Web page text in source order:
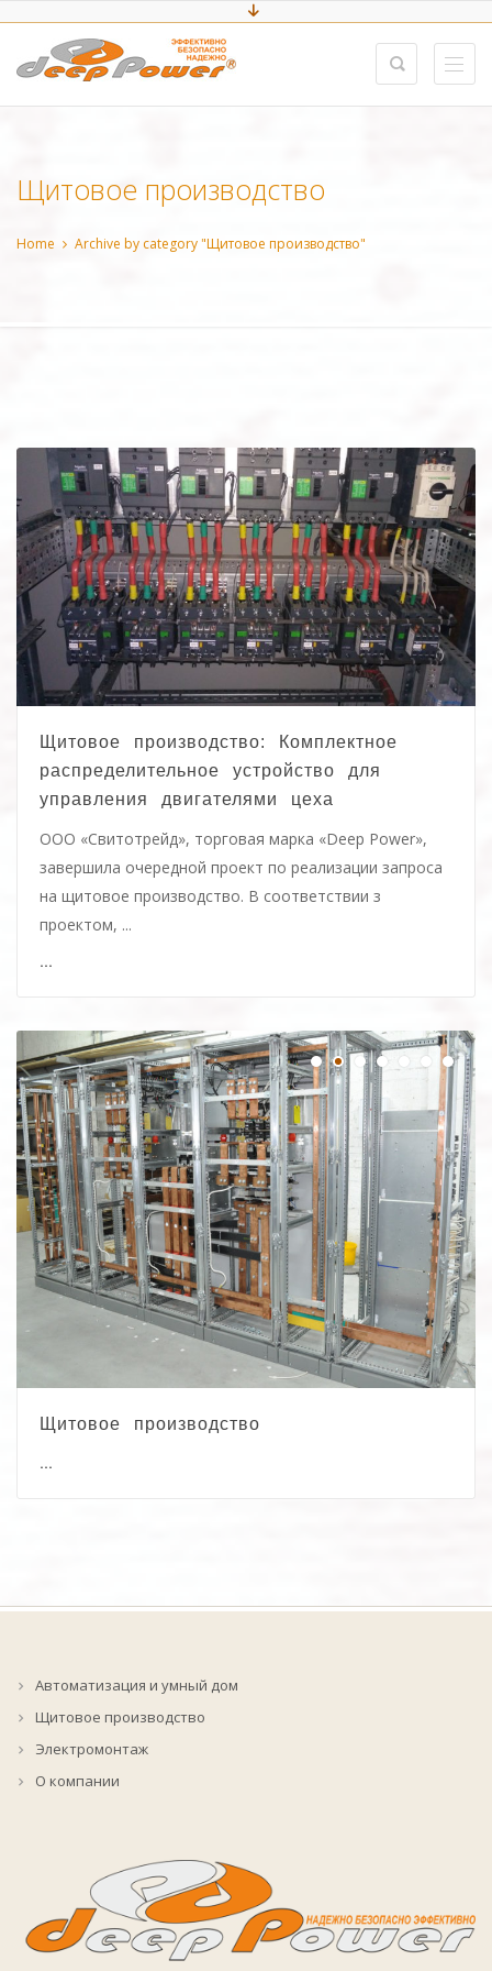
Щитовое производство
Home Archive by category "Щитовое производство"
Щитовое производство: Комплектное
распределительное устройство для
управления двигателями цеха
ООО «Свитотрейд», торговая марка «Deep Power»,
завершила очередной проект по реализации запроса
на щитовое производство. В соответствии з
проектом, ...
...
Щитовое производство
...
Автоматизация и умный дом
Щитовое производство
Электромонтаж
О компании